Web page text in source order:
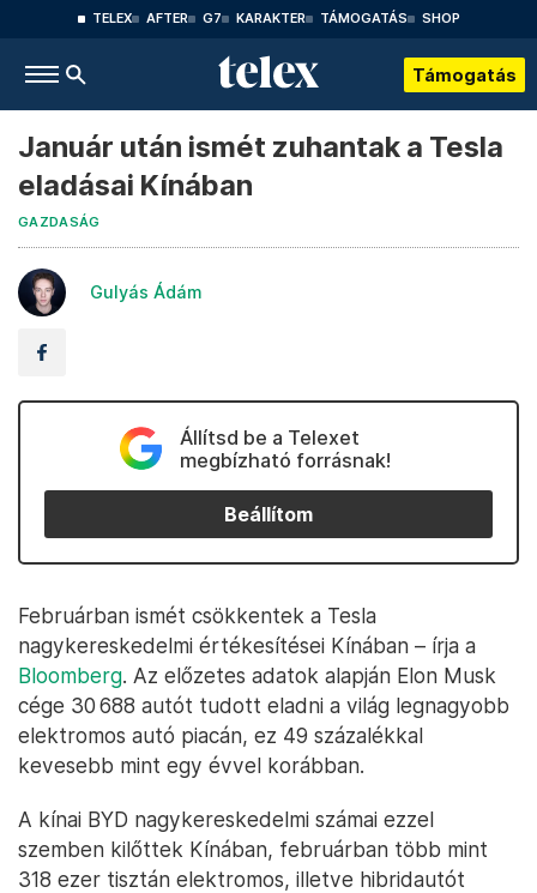
TELEX AFTER G7 KARAKTER TÁMOGATÁS SHOP
Támogatás
Január után ismét zuhantak a Tesla
eladásai Kínában
GAZDASÁG
Gulyás Ádám
Állítsd be a Telexet
megbízható forrásnak!
Beállítom
Februárban ismét csökkentek a Tesla
nagykereskedelmi értékesítései Kínában – írja a
Bloomberg. Az előzetes adatok alapján Elon Musk
cége 30 688 autót tudott eladni a világ legnagyobb
elektromos autó piacán, ez 49 százalékkal
kevesebb mint egy évvel korábban.
A kínai BYD nagykereskedelmi számai ezzel
szemben kilőttek Kínában, februárban több mint
318 ezer tisztán elektromos, illetve hibridautót